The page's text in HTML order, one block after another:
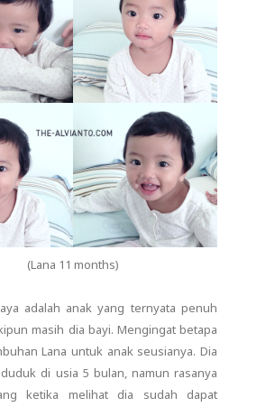
(Lana 11 months)
adalah anak yang ternyata penuh
masih dia bayi. Mengingat betapa
Lana untuk anak seusianya. Dia
di usia 5 bulan, namun rasanya
ketika melihat dia sudah dapat